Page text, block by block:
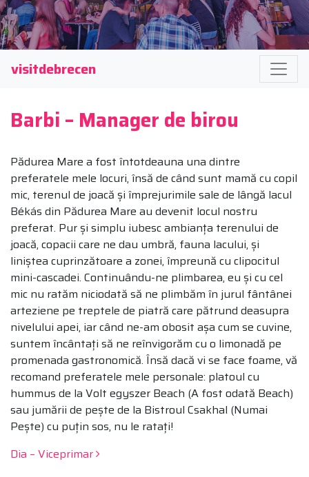
visitdebrecen
Barbi – Manager de birou
Pădurea Mare a fost întotdeauna una dintre
preferatele mele locuri, însă de când sunt mamă cu copil
mic, terenul de joacă și împrejurimile sale de lângă lacul
Békás din Pădurea Mare au devenit locul nostru
preferat. Pur și simplu iubesc ambianța terenului de
joacă, copacii care ne dau umbră, fauna lacului, și
liniștea cuprinzătoare a zonei, împreună cu clipocitul
mini-cascadei. Continuându-ne plimbarea, eu și cu cel
mic nu ratăm niciodată să ne plimbăm în jurul fântânei
arteziene pe treptele de piatră care pătrund deasupra
nivelului apei, iar când ne-am obosit așa cum se cuvine,
suntem încântați să ne reînvigorăm cu o limonadă pe
promenada gastronomică. Însă dacă vi se face foame, vă
recomand preferatele mele personale: platoul cu
hummus de la Volt egyszer Beach (A fost odată Beach)
sau jumării de pește de la Bistroul Csakhal (Numai
Pește) cu puțin sos, nu le ratați!
Post navigation
Dia – Viceprimar